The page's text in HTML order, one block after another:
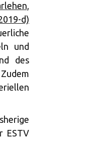
d)
und
des
ESTV